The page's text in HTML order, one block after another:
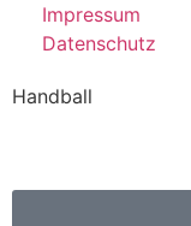
Impressum
Datenschutz
Handball